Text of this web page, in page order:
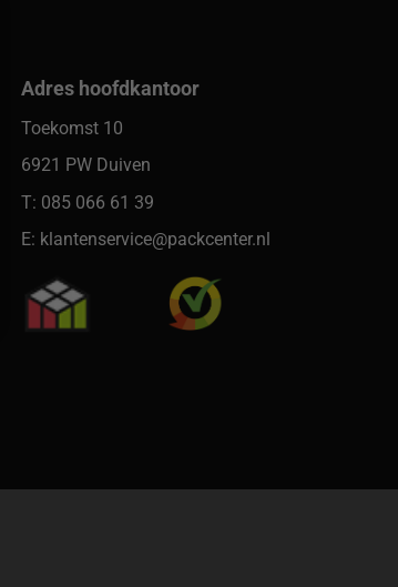
Adres hoofdkantoor
Toekomst 10
6921 PW Duiven
T: 085 066 61 39
E: klantenservice@packcenter.nl